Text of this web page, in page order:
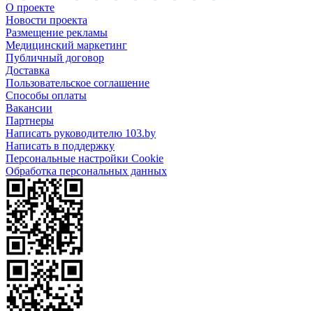
О проекте
Новости проекта
Размещение рекламы
Медицинский маркетинг
Публичный договор
Доставка
Пользовательское соглашение
Способы оплаты
Вакансии
Партнеры
Написать руководителю 103.by
Написать в поддержку
Персональные настройки Cookie
Обработка персональных данных